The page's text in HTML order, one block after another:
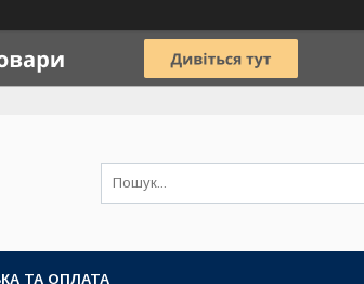
ТА ОПЛАТА